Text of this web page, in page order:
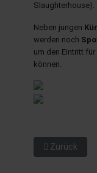
Slaughterhouse).
Neben jungen
werden noch
um den Eintritt
können.
Vorheriger
Zurück